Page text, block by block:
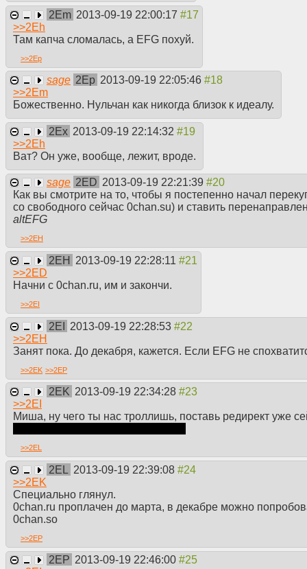
2Em 2013-09-19 22:00:17
>>2Eh
Там капча сломалась, а EFG похуй.
>>2Ep
sage 2Ep 2013-09-19 22:05:46
>>2Em
Божественно. Нульчан как никогда близок к идеалу.
2Ex 2013-09-19 22:14:32
>>2Eh
Ват? Он уже, вообще, лежит, вроде.
sage 2ED 2013-09-19 22:21:39
Как вы смотрите на то, чтобы я постепенно начал
со свободного сейчас 0chan.su) и ставить
altEFG
>>2EH
2EH
2013-09-19 22:28:11
>>2ED
Начни с 0chan.ru, им и закончи.
>>2EI
2EI
2013-09-19 22:28:53
>>2EH
Занят пока. До декабря, кажется. Если EFG не
>>2EK >>2EP
2EK 2013-09-19 22:34:28
>>2EI
Миша, ну чего ты нас троллишь, поставь редирект уже
>>2EL
2EL 2013-09-19 22:39:08
>>2EK
Специально глянул.
0chan.ru проплачен до марта, в декабре можно
0chan.so
>>2EP
2EP 2013-09-19 22:46:00